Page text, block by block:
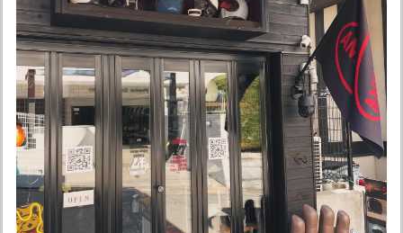
オーシャンビートル OCEAN BEETLE MTX 別注マット アイボリー 各サイズ有り インナーペイズリー黒！ SALE中！ 送料無料！
Lサイズ
2026/05/06
迅速に発送していただきありがとうございます。 オリジナル
カラーも最高です。
ありがとうございました☆ またよろしくお願い
申し上げます。